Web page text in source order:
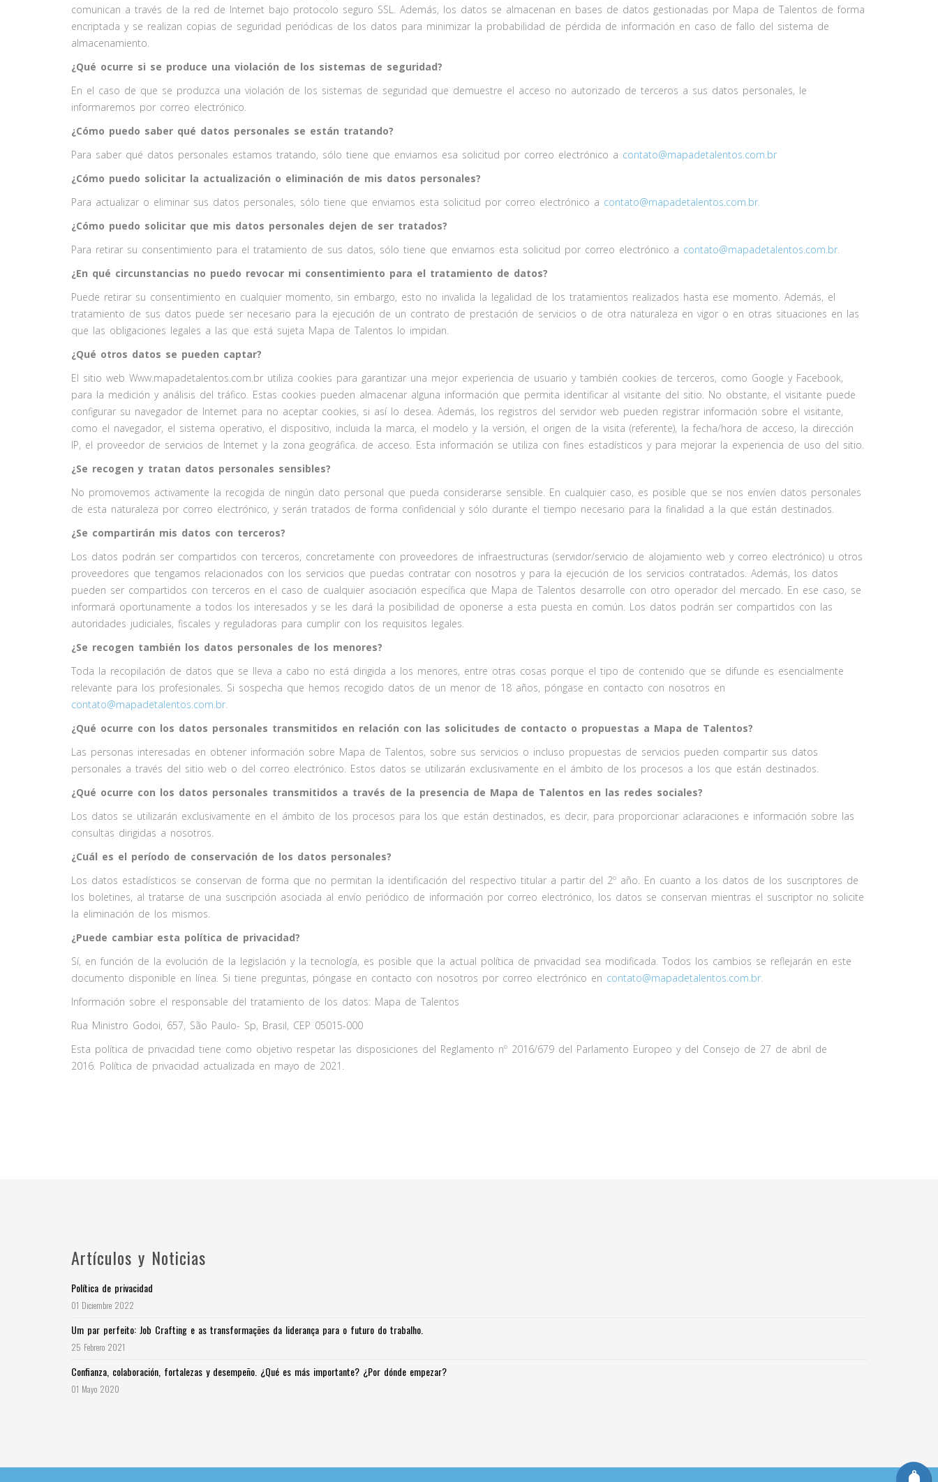
comunican a través de la red de Internet bajo protocolo seguro SSL. Además, los datos se almacenan en bases de datos gestionadas por Mapa de Talentos de forma
encriptada y se realizan copias de seguridad periódicas de los datos para minimizar la probabilidad de pérdida de información en caso de fallo del sistema de
almacenamiento.
¿Qué ocurre si se produce una violación de los sistemas de seguridad?
En el caso de que se produzca una violación de los sistemas de seguridad que demuestre el acceso no autorizado de terceros a sus datos personales, le
informaremos por correo electrónico.
¿Cómo puedo saber qué datos personales se están tratando?
Para saber qué datos personales estamos tratando, sólo tiene que enviarnos esa solicitud por correo electrónico a contato@mapadetalentos.com.br
¿Cómo puedo solicitar la actualización o eliminación de mis datos personales?
Para actualizar o eliminar sus datos personales, sólo tiene que enviarnos esta solicitud por correo electrónico a contato@mapadetalentos.com.br.
¿Cómo puedo solicitar que mis datos personales dejen de ser tratados?
Para retirar su consentimiento para el tratamiento de sus datos, sólo tiene que enviarnos esta solicitud por correo electrónico a contato@mapadetalentos.com.br.
¿En qué circunstancias no puedo revocar mi consentimiento para el tratamiento de datos?
Puede retirar su consentimiento en cualquier momento, sin embargo, esto no invalida la legalidad de los tratamientos realizados hasta ese momento. Además, el
tratamiento de sus datos puede ser necesario para la ejecución de un contrato de prestación de servicios o de otra naturaleza en vigor o en otras situaciones en las
que las obligaciones legales a las que está sujeta Mapa de Talentos lo impidan.
¿Qué otros datos se pueden captar?
El sitio web Www.mapadetalentos.com.br utiliza cookies para garantizar una mejor experiencia de usuario y también cookies de terceros, como Google y Facebook,
para la medición y análisis del tráfico. Estas cookies pueden almacenar alguna información que permita identificar al visitante del sitio. No obstante, el visitante puede
configurar su navegador de Internet para no aceptar cookies, si así lo desea. Además, los registros del servidor web pueden registrar información sobre el visitante,
como el navegador, el sistema operativo, el dispositivo, incluida la marca, el modelo y la versión, el origen de la visita (referente), la fecha/hora de acceso, la dirección
IP, el proveedor de servicios de Internet y la zona geográfica. de acceso. Esta información se utiliza con fines estadísticos y para mejorar la experiencia de uso del sitio.
¿Se recogen y tratan datos personales sensibles?
No promovemos activamente la recogida de ningún dato personal que pueda considerarse sensible. En cualquier caso, es posible que se nos envíen datos personales
de esta naturaleza por correo electrónico, y serán tratados de forma confidencial y sólo durante el tiempo necesario para la finalidad a la que están destinados.
¿Se compartirán mis datos con terceros?
Los datos podrán ser compartidos con terceros, concretamente con proveedores de infraestructuras (servidor/servicio de alojamiento web y correo electrónico) u otros
proveedores que tengamos relacionados con los servicios que puedas contratar con nosotros y para la ejecución de los servicios contratados. Además, los datos
pueden ser compartidos con terceros en el caso de cualquier asociación específica que Mapa de Talentos desarrolle con otro operador del mercado. En ese caso, se
informará oportunamente a todos los interesados y se les dará la posibilidad de oponerse a esta puesta en común. Los datos podrán ser compartidos con las
autoridades judiciales, fiscales y reguladoras para cumplir con los requisitos legales.
¿Se recogen también los datos personales de los menores?
Toda la recopilación de datos que se lleva a cabo no está dirigida a los menores, entre otras cosas porque el tipo de contenido que se difunde es esencialmente
relevante para los profesionales. Si sospecha que hemos recogido datos de un menor de 18 años, póngase en contacto con nosotros en
contato@mapadetalentos.com.br.
¿Qué ocurre con los datos personales transmitidos en relación con las solicitudes de contacto o propuestas a Mapa de Talentos?
Las personas interesadas en obtener información sobre Mapa de Talentos, sobre sus servicios o incluso propuestas de servicios pueden compartir sus datos
personales a través del sitio web o del correo electrónico. Estos datos se utilizarán exclusivamente en el ámbito de los procesos a los que están destinados.
¿Qué ocurre con los datos personales transmitidos a través de la presencia de Mapa de Talentos en las redes sociales?
Los datos se utilizarán exclusivamente en el ámbito de los procesos para los que están destinados, es decir, para proporcionar aclaraciones e información sobre las
consultas dirigidas a nosotros.
¿Cuál es el período de conservación de los datos personales?
Los datos estadísticos se conservan de forma que no permitan la identificación del respectivo titular a partir del 2º año. En cuanto a los datos de los suscriptores de
los boletines, al tratarse de una suscripción asociada al envío periódico de información por correo electrónico, los datos se conservan mientras el suscriptor no solicite
la eliminación de los mismos.
¿Puede cambiar esta política de privacidad?
Sí, en función de la evolución de la legislación y la tecnología, es posible que la actual política de privacidad sea modificada. Todos los cambios se reflejarán en este
documento disponible en línea. Si tiene preguntas, póngase en contacto con nosotros por correo electrónico en contato@mapadetalentos.com.br.
Información sobre el responsable del tratamiento de los datos: Mapa de Talentos
Rua Ministro Godoi, 657, São Paulo- Sp, Brasil, CEP 05015-000
Esta política de privacidad tiene como objetivo respetar las disposiciones del Reglamento nº 2016/679 del Parlamento Europeo y del Consejo de 27 de abril de
2016. Política de privacidad actualizada en mayo de 2021.
Artículos y Noticias
Política de privacidad
01 Diciembre 2022
Um par perfeito: Job Crafting e as transformações da liderança para o futuro do trabalho.
25 Febrero 2021
Confianza, colaboración, fortalezas y desempeño. ¿Qué es más importante? ¿Por dónde empezar?
01 Mayo 2020